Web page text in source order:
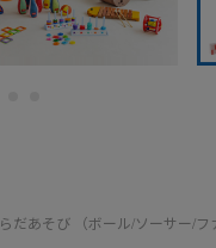
だあそび （ボール/ソーサー/フ